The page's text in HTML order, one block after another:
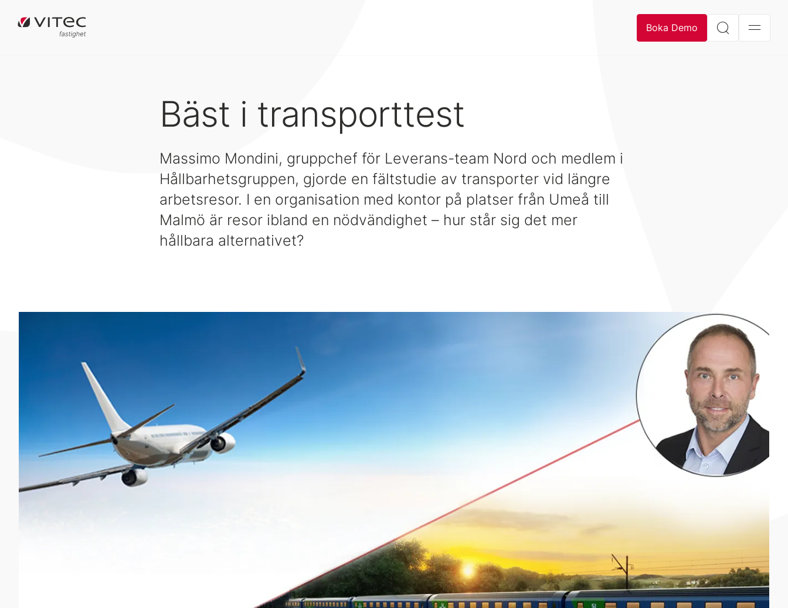
Boka Demo
Bäst i transporttest
Massimo Mondini, gruppchef för Leverans-team Nord och medlem i
Hållbarhetsgruppen, gjorde en fältstudie av transporter vid längre
arbetsresor. I en organisation med kontor på platser från Umeå till
Malmö är resor ibland en nödvändighet – hur står sig det mer
hållbara alternativet?